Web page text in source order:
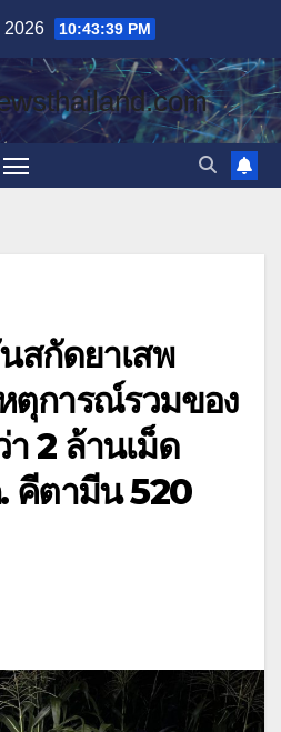
2026 10:43:40 PM
สกัดยาเสพ
ตุการณ์รวมของ
2 ล้านเม็ด
คีตามีน 520